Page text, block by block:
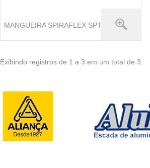
MANGUEIRA SPIRAFLEX SPT 250
Exibindo registros de 1 a 3 em um total de 3.